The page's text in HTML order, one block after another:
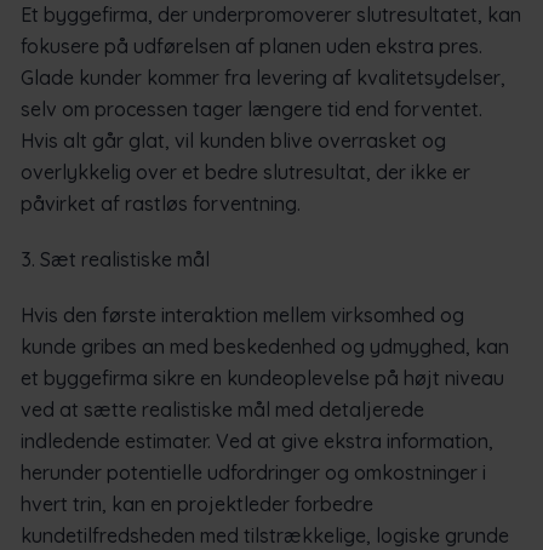
Et byggefirma, der underpromoverer slutresultatet, kan
fokusere på udførelsen af planen uden ekstra pres.
Glade kunder kommer fra levering af kvalitetsydelser,
selv om processen tager længere tid end forventet.
Hvis alt går glat, vil kunden blive overrasket og
overlykkelig over et bedre slutresultat, der ikke er
påvirket af rastløs forventning.
3. Sæt realistiske mål
Hvis den første interaktion mellem virksomhed og
kunde gribes an med beskedenhed og ydmyghed, kan
et byggefirma sikre en kundeoplevelse på højt niveau
ved at sætte realistiske mål med detaljerede
indledende estimater. Ved at give ekstra information,
herunder potentielle udfordringer og omkostninger i
hvert trin, kan en projektleder forbedre
kundetilfredsheden med tilstrækkelige, logiske grunde